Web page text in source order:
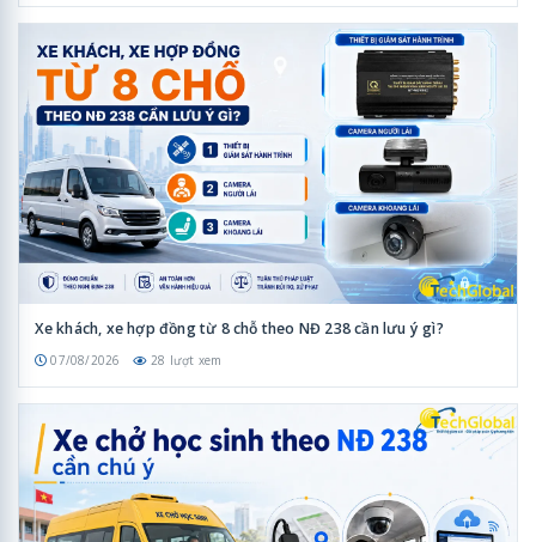
Xe khách, xe hợp đồng từ 8 chỗ theo NĐ 238 cần lưu ý gì?
07/08/2026 28 lượt xem